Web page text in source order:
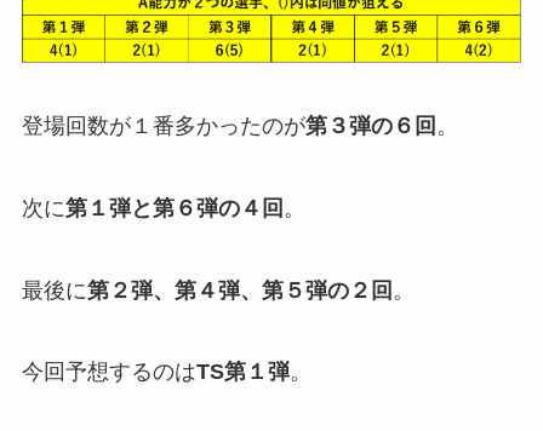
登場回数が１番多かったのが第３弾の６回 。
次に第１弾と第６弾の４回 。
最後に第２弾、第４弾、第５弾の２回 。
今回予想するのはTS第１弾。